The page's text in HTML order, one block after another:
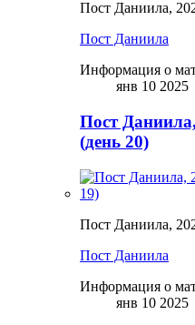
Пост Даниила,
Пост Даниила
Информация о
янв 10 2025
Пост
(день 20)
Пост Даниила,
Пост Даниила
Информация о
янв 10 2025